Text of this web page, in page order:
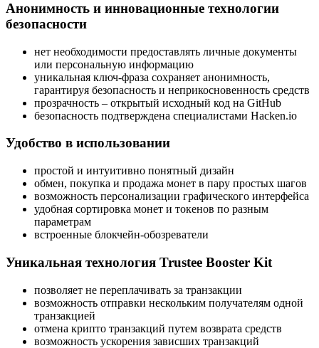
Анонимность и инновационные технологии
безопасности
нет необходимости предоставлять личные документы
или персональную информацию
уникальная ключ-фраза сохраняет анонимность,
гарантируя безопасность и неприкосновенность средств
прозрачность – открытый исходный код на GitHub
безопасность подтверждена специалистами Hacken.io
Удобство в использовании
простой и интуитивно понятный дизайн
обмен, покупка и продажа монет в пару простых шагов
возможность персонализации графического интерфейса
удобная сортировка монет и токенов по разным
параметрам
встроенные блокчейн-обозреватели
Уникальная технология Trustee Booster Kit
позволяет не переплачивать за транзакции
возможность отправки нескольким получателям одной
транзакцией
отмена крипто транзакций путем возврата средств
возможность ускорения зависших транзакций